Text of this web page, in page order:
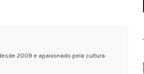
2009 e apaixonado pela cultura